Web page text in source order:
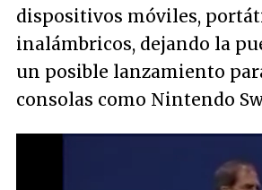
dispositivos móviles,
inalámbricos, dejando la
un posible lanzamiento
consolas como Nintendo